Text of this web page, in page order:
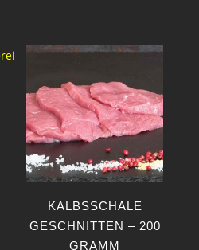
KALBSSCHALE
GESCHNITTEN – 200
GRAMM